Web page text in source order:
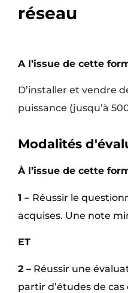
réseau
A l’issue de cette
D’installer et vendre
puissance (jusqu’à
Modalités
À l’issue de cette
1 – Réussir le
acquises. Une note
ET
2 – Réussir une
partir d’études de